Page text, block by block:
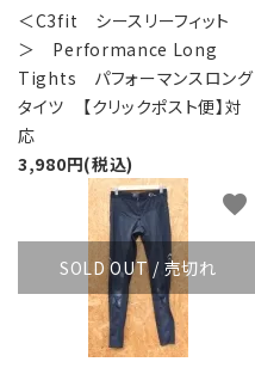
＜C3fit シースリーフィット
＞ Performance Long
Tights パフォーマンスロング
タイツ 【クリックポスト便】対
応
3,980円(税込)
SOLD OUT / 売切れ
favorite